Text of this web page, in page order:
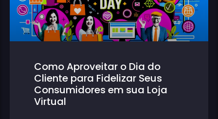
Como Aproveitar o Dia do
Cliente para Fidelizar Seus
Consumidores em sua Loja
Virtual